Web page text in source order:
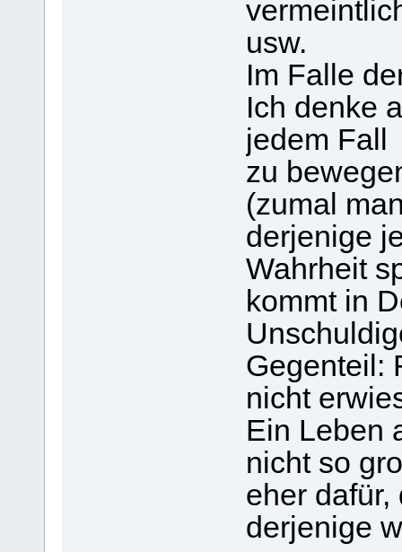
usw.
Im Falle
Ich denke
jedem Fall
zu
(zumal
derjenige
Wahrheit
kommt in
Gegenteil:
nicht
Ein Leben
nicht so
eher dafür,
derjenige